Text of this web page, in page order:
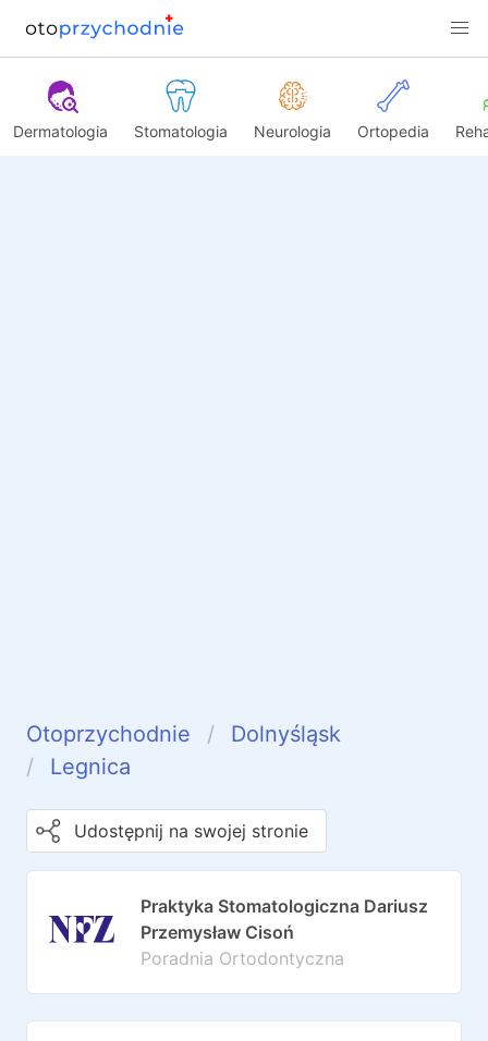
Dermatologia Stomatologia Neurologia Ortopedia
Otoprzychodnie
Dolnyśląsk
Legnica
Udostępnij na swojej stronie
Praktyka Stomatologiczna Dariusz
Przemysław Cisoń
Poradnia Ortodontyczna